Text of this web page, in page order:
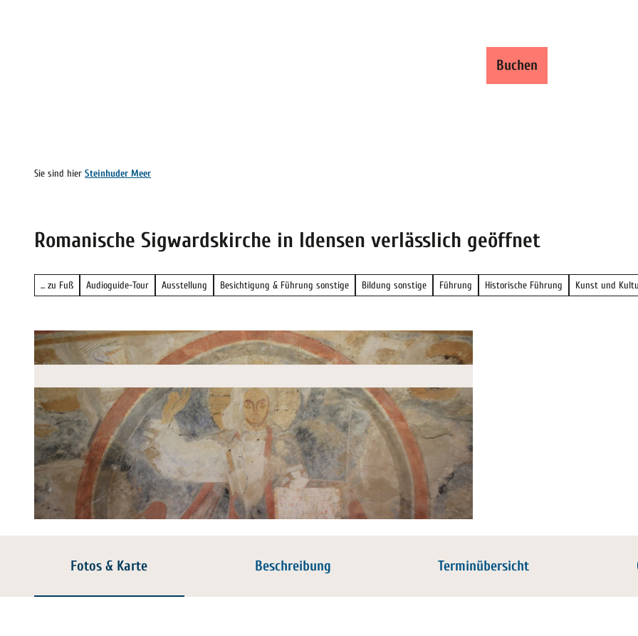
SucheBuchen
Sie sind hier Steinhuder Meer
Romanische Sigwardskirche in Idensen verlässlich geöffnet
... zu Fuß Audioguide-Tour Ausstellung Besichtigung & Führung sonstige Bildung sonstige Führung Historische Führung Kunst und
Fotos & Karte Beschreibung Terminübersicht